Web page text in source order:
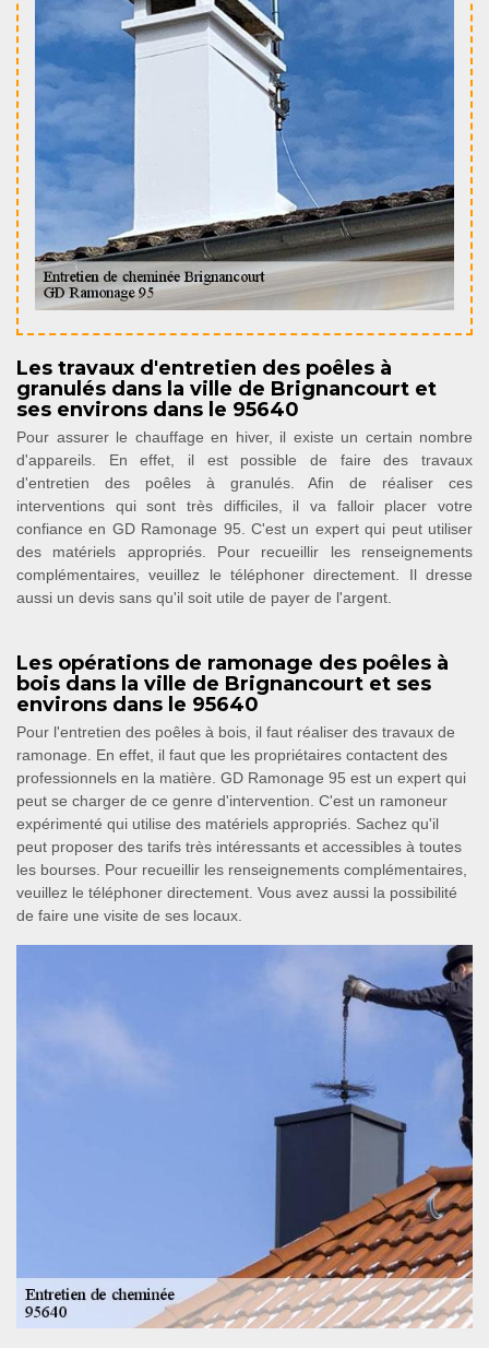
Les travaux d'entretien des poêles à
granulés dans la ville de Brignancourt et
ses environs dans le 95640
Pour assurer le chauffage en hiver, il existe un certain nombre
d'appareils. En effet, il est possible de faire des travaux
d'entretien des poêles à granulés. Afin de réaliser ces
interventions qui sont très difficiles, il va falloir placer votre
confiance en GD Ramonage 95. C'est un expert qui peut utiliser
des matériels appropriés. Pour recueillir les renseignements
complémentaires, veuillez le téléphoner directement. Il dresse
aussi un devis sans qu'il soit utile de payer de l'argent.
Les opérations de ramonage des poêles à
bois dans la ville de Brignancourt et ses
environs dans le 95640
Pour l'entretien des poêles à bois, il faut réaliser des travaux de
ramonage. En effet, il faut que les propriétaires contactent des
professionnels en la matière. GD Ramonage 95 est un expert qui
peut se charger de ce genre d'intervention. C'est un ramoneur
expérimenté qui utilise des matériels appropriés. Sachez qu'il
peut proposer des tarifs très intéressants et accessibles à toutes
les bourses. Pour recueillir les renseignements complémentaires,
veuillez le téléphoner directement. Vous avez aussi la possibilité
de faire une visite de ses locaux.